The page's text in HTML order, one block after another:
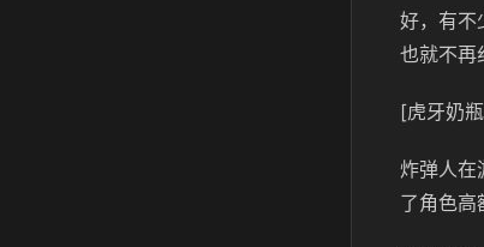
好，有不
也就不再
[虎牙奶
炸弹人在
了角色高